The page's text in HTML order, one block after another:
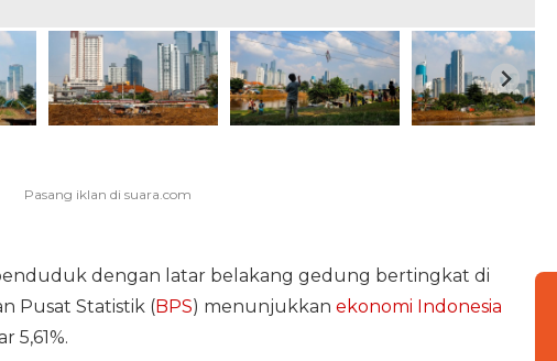
dengan latar belakang gedung bertingkat di
Pusat Statistik (BPS) menunjukkan ekonomi Indonesia
5,61%.